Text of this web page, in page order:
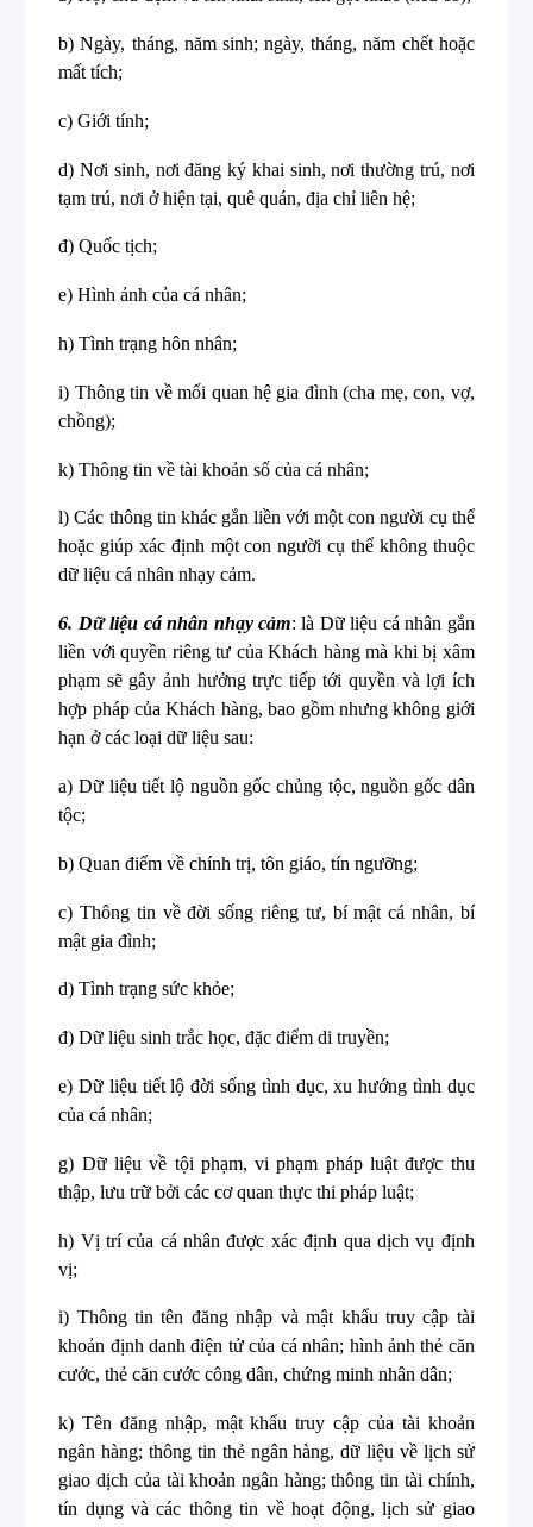
b) Ngày, tháng, năm sinh; ngày, tháng, năm chết hoặc
mất tích;
c) Giới tính;
d) Nơi sinh, nơi đăng ký khai sinh, nơi thường trú, nơi
tạm trú, nơi ở hiện tại, quê quán, địa chỉ liên hệ;
đ) Quốc tịch;
e) Hình ảnh của cá nhân;
h) Tình trạng hôn nhân;
i) Thông tin về mối quan hệ gia đình (cha mẹ, con, vợ,
chồng);
k) Thông tin về tài khoản số của cá nhân;
l) Các thông tin khác gắn liền với một con người cụ thể
hoặc giúp xác định một con người cụ thể không thuộc
dữ liệu cá nhân nhạy cảm.
6. Dữ liệu cá nhân nhạy cảm: là Dữ liệu cá nhân gắn
liền với quyền riêng tư của Khách hàng mà khi bị xâm
phạm sẽ gây ảnh hưởng trực tiếp tới quyền và lợi ích
hợp pháp của Khách hàng, bao gồm nhưng không giới
hạn ở các loại dữ liệu sau:
a) Dữ liệu tiết lộ nguồn gốc chủng tộc, nguồn gốc dân
tộc;
b) Quan điểm về chính trị, tôn giáo, tín ngưỡng;
c) Thông tin về đời sống riêng tư, bí mật cá nhân, bí
mật gia đình;
d) Tình trạng sức khỏe;
đ) Dữ liệu sinh trắc học, đặc điểm di truyền;
e) Dữ liệu tiết lộ đời sống tình dục, xu hướng tình dục
của cá nhân;
g) Dữ liệu về tội phạm, vi phạm pháp luật được thu
thập, lưu trữ bởi các cơ quan thực thi pháp luật;
h) Vị trí của cá nhân được xác định qua dịch vụ định
vị;
i) Thông tin tên đăng nhập và mật khẩu truy cập tài
khoản định danh điện tử của cá nhân; hình ảnh thẻ căn
cước, thẻ căn cước công dân, chứng minh nhân dân;
k) Tên đăng nhập, mật khẩu truy cập của tài khoản
ngân hàng; thông tin thẻ ngân hàng, dữ liệu về lịch sử
giao dịch của tài khoản ngân hàng; thông tin tài chính,
tín dụng và các thông tin về hoạt động, lịch sử giao